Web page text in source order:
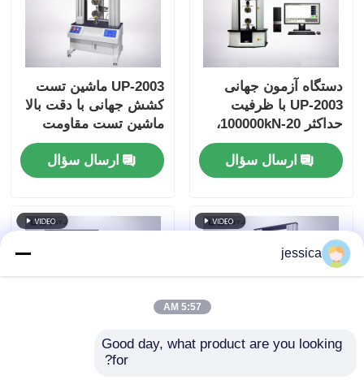
دستگاه آزمون جهانی
UP-2003 با ظرفیت
حداکثر 20-100000kN،
دقت ±0.5٪، و موتور
سرو AC برای آزمایش
خم شدن فشرده سازی
ارسال سؤال
UP-2003 ماشین تست
کشش جهانی با دقت بالا
ماشین تست مقاومت
کشش پایدار
ارسال سؤال
jessica
5:57 AM
Good day, what product are you looking
for?